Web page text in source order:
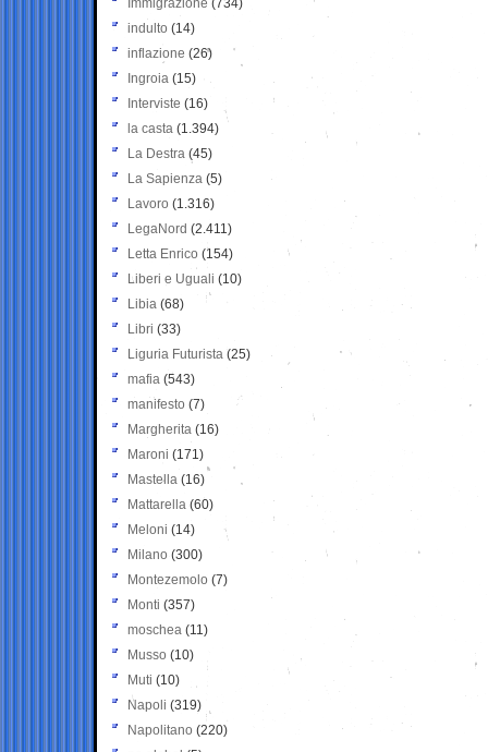
Immigrazione (734)
indulto (14)
inflazione (26)
Ingroia (15)
Interviste (16)
la casta (1.394)
La Destra (45)
La Sapienza (5)
Lavoro (1.316)
LegaNord (2.411)
Letta Enrico (154)
Liberi e Uguali (10)
Libia (68)
Libri (33)
Liguria Futurista (25)
mafia (543)
manifesto (7)
Margherita (16)
Maroni (171)
Mastella (16)
Mattarella (60)
Meloni (14)
Milano (300)
Montezemolo (7)
Monti (357)
moschea (11)
Musso (10)
Muti (10)
Napoli (319)
Napolitano (220)